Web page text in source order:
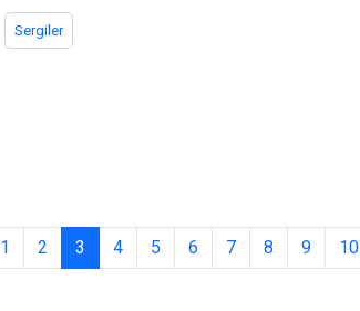
Sergiler
1 2 3 4 5 6 7 8 9 10